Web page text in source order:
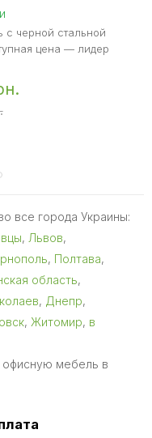
с черной стальной
цена — лидер
все города Украины:
, Львов,
, Полтава,
область,
, Днепр,
, Житомир, в
мебель в